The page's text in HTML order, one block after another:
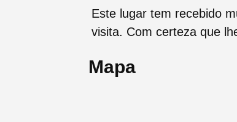
Este lugar tem recebido
visita. Com certeza que
Mapa